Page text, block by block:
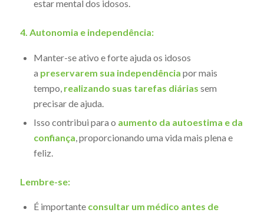
estar mental dos idosos.
4. Autonomia e independência:
Manter-se ativo e forte ajuda os idosos
a preservarem sua independência por mais
tempo, realizando suas tarefas diárias sem
precisar de ajuda.
Isso contribui para o aumento da autoestima e da
confiança , proporcionando uma vida mais plena e
feliz.
Lembre-se:
É importante consultar um médico antes de